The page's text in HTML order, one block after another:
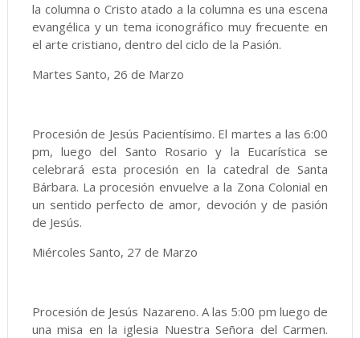
la columna o Cristo atado a la columna es una escena
evangélica y un tema iconográfico muy frecuente en
el arte cristiano, dentro del ciclo de la Pasión.
Martes Santo, 26 de Marzo
Procesión de Jesús Pacientísimo. El martes a las 6:00
pm, luego del Santo Rosario y la Eucarística se
celebrará esta procesión en la catedral de Santa
Bárbara. La procesión envuelve a la Zona Colonial en
un sentido perfecto de amor, devoción y de pasión
de Jesús.
Miércoles Santo, 27 de Marzo
Procesión de Jesús Nazareno. A las 5:00 pm luego de
una misa en la iglesia Nuestra Señora del Carmen.